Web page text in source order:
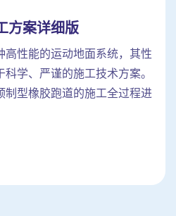
方案详细版
高性能的运动地面系统，其性
学、严谨的施工技术方案。
制型橡胶跑道的施工全过程进